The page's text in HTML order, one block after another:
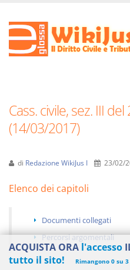
Cass. civile, sez. III
(14/03/2017)
di Redazione WikiJus I 23/02/
Elenco dei capitoli
Documenti collegati
Percorsi argomentali
ACQUISTA ORA l'accesso
tutto il sito!
Rimangono 0 su